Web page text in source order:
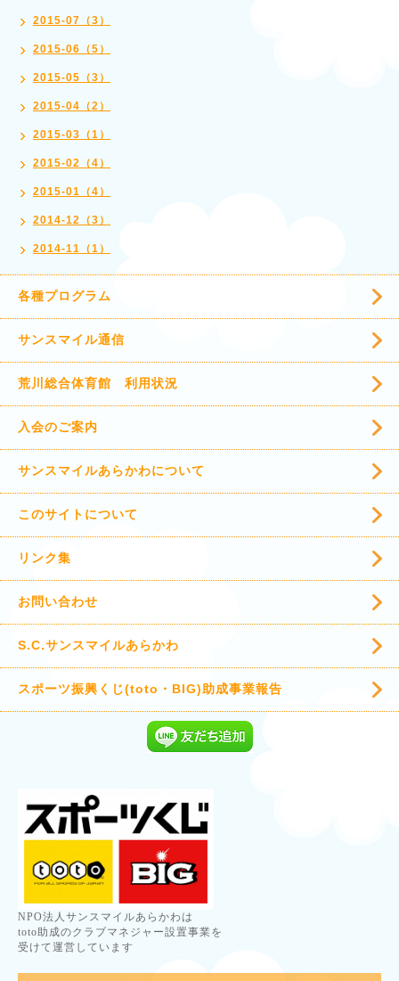
2015-07（3）
2015-06（5）
2015-05（3）
2015-04（2）
2015-03（1）
2015-02（4）
2015-01（4）
2014-12（3）
2014-11（1）
各種プログラム
サンスマイル通信
荒川総合体育館 利用状況
入会のご案内
サンスマイルあらかわについて
このサイトについて
リンク集
お問い合わせ
S.C.サンスマイルあらかわ
スポーツ振興くじ(toto・BIG)助成事業報告
NPO法人サンスマイルあらかわは
toto助成のクラブマネジャー設置事業を
受けて運営しています